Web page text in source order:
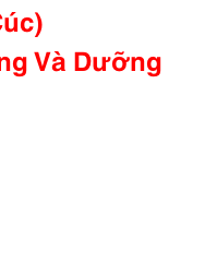
Và Dưỡng